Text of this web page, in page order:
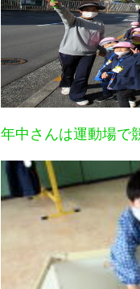
年中さんは運動場で